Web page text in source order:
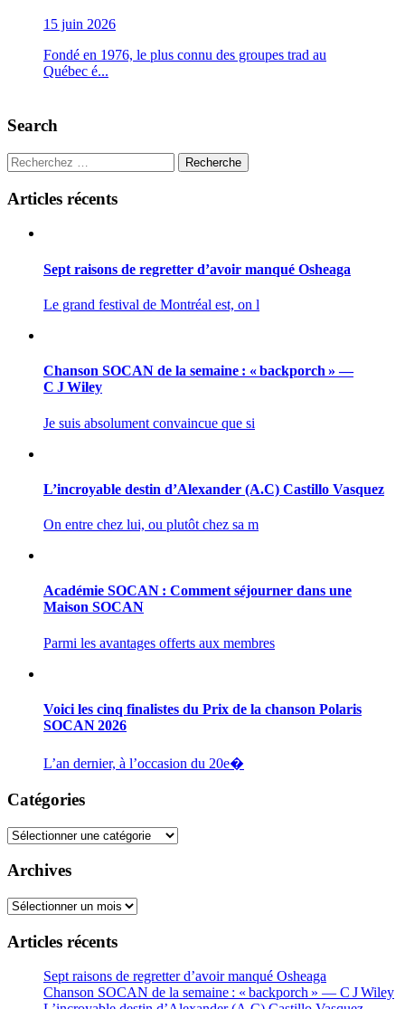
15 juin 2026
Fondé en 1976, le plus connu des groupes trad au
Québec é...
Search
Recherche
Articles récents
Sept raisons de regretter d’avoir manqué Osheaga
Le grand festival de Montréal est, on l
Chanson SOCAN de la semaine : « backporch » —
C J Wiley
Je suis absolument convaincue que si
L’incroyable destin d’Alexander (A.C) Castillo Vasquez
On entre chez lui, ou plutôt chez sa m
Académie SOCAN : Comment séjourner dans une
Maison SOCAN
Parmi les avantages offerts aux membres
Voici les cinq finalistes du Prix de la chanson Polaris
SOCAN 2026
L’an dernier, à l’occasion du 20e�
Catégories
Catégories
Archives
Archives
Articles récents
Sept raisons de regretter d’avoir manqué Osheaga
Chanson SOCAN de la semaine : « backporch » — C J Wiley